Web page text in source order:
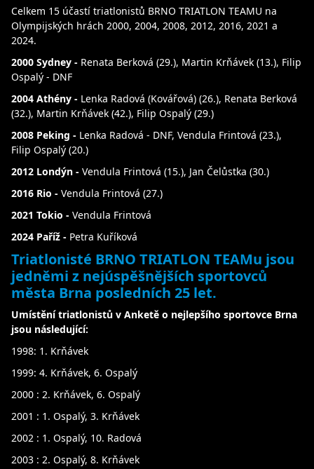
Celkem 15 účastí triatlonistů BRNO TRIATLON TEAMU na
Olympijských hrách 2000, 2004, 2008, 2012, 2016, 2021 a
2024.
2000 Sydney - Renata Berková (29.), Martin Krňávek (13.), Filip
Ospalý - DNF
2004 Athény - Lenka Radová (Kovářová) (26.), Renata Berková
(32.), Martin Krňávek (42.), Filip Ospalý (29.)
2008 Peking - Lenka Radová - DNF, Vendula Frintová (23.),
Filip Ospalý (20.)
2012 Londýn - Vendula Frintová (15.), Jan Čelůstka (30.)
2016 Rio - Vendula Frintová (27.)
2021 Tokio - Vendula Frintová
2024 Paříž - Petra Kuříková
Triatlonisté BRNO TRIATLON TEAMu jsou
jedněmi z nejúspěšnějších sportovců
města Brna posledních 25 let.
Umístění triatlonistů v Anketě o nejlepšího sportovce Brna
jsou následující:
1998: 1. Krňávek
1999: 4. Krňávek, 6. Ospalý
2000 : 2. Krňávek, 6. Ospalý
2001 : 1. Ospalý, 3. Krňávek
2002 : 1. Ospalý, 10. Radová
2003 : 2. Ospalý, 8. Krňávek